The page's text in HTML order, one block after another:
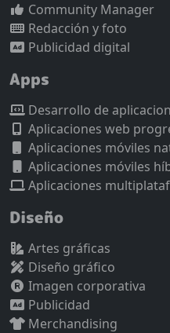
Community Manager
Redacción y foto
Publicidad digital
Apps
Desarrollo de
Aplicaciones web
Aplicaciones móviles
Aplicaciones móviles
Aplicaciones
Diseño
Artes gráficas
Diseño gráfico
Imagen corporativa
Publicidad
Merchandising